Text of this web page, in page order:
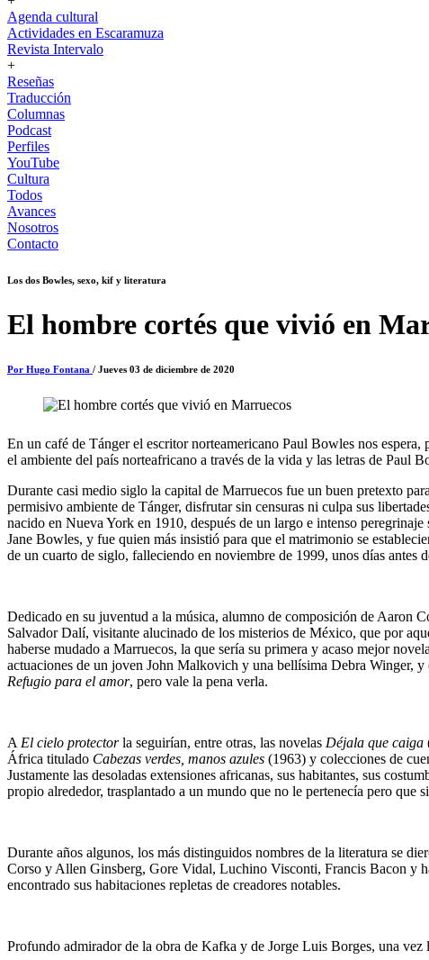
Agenda cultural
Actividades en Escaramuza
Revista Intervalo
+
Reseñas
Traducción
Columnas
Podcast
Perfiles
YouTube
Cultura
Todos
Avances
Nosotros
Contacto
Los dos Bowles, sexo, kif y literatura
El hombre cortés que vivió en
Por Hugo Fontana / Jueves 03 de diciembre de 2020
En un café de Tánger el escritor norteamericano Paul Bowles nos
el ambiente del país norteafricano a través de la vida y las letras de Paul
Durante casi medio siglo la capital de Marruecos fue un buen pretexto
permisivo ambiente de Tánger, disfrutar sin censuras ni culpa sus
nacido en Nueva York en 1910, después de un largo e intenso
Jane Bowles, y fue quien más insistió para que el matrimonio se
de un cuarto de siglo, falleciendo en noviembre de 1999, unos días antes
Dedicado en su juventud a la música, alumno de composición de Aaron
Salvador Dalí, visitante alucinado de los misterios de México, que por
haberse mudado a Marruecos, la que sería su primera y acaso mejor
actuaciones de un joven John Malkovich y una bellísima Debra Winger,
Refugio para el amor, pero vale la pena verla.
A El cielo protectorla seguirían, entre otras, las novelas Déjala que caiga
África titulado Cabezas verdes, manos azules (1963) y colecciones de
Justamente las desoladas extensiones africanas, sus habitantes, sus
propio alrededor, trasplantado a un mundo que no le pertenecía pero que
Durante años algunos, los más distinguidos nombres de la literatura se
Corso y Allen Ginsberg, Gore Vidal, Luchino Visconti, Francis Bacon y
encontrado sus habitaciones repletas de creadores notables.
Profundo admirador de la obra de Kafka y de Jorge Luis Borges, una